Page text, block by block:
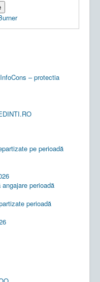
– protectia
pe perioadă
perioadă
perioadă